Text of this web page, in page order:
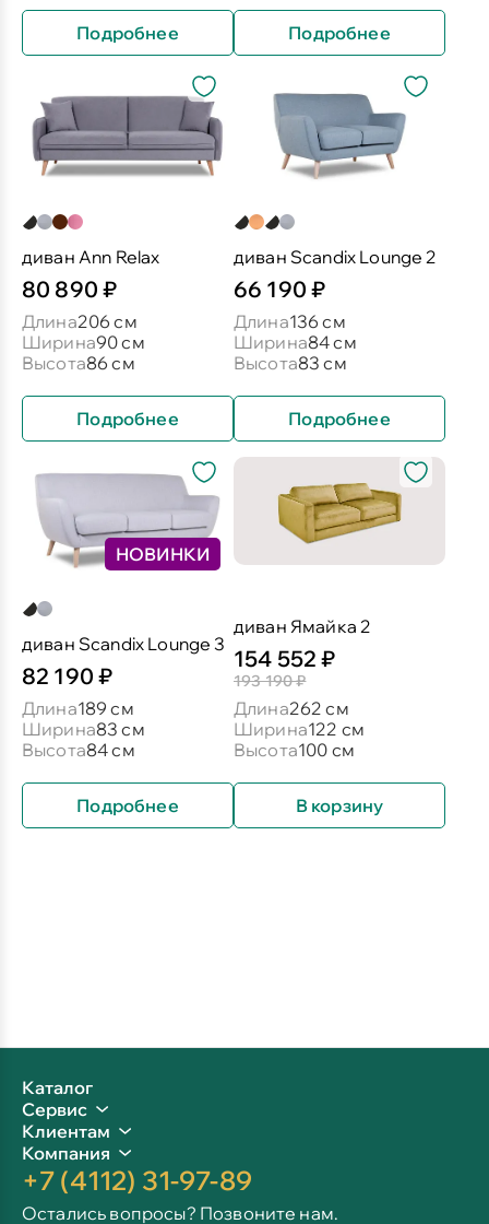
Подробнее Подробнее
диван Ann Relax
80 890 ₽
Длина206 см
Ширина90 см
Высота86 см
Подробнее
диван Scandix Lounge 2
66 190 ₽
Длина136 см
Ширина84 см
Высота83 см
Подробнее
НОВИНКИ
диван Scandix Lounge 3
82 190 ₽
Длина189 см
Ширина83 см
Высота84 см
Подробнее
диван Ямайка 2
154 552 ₽
193 190 ₽
Длина262 см
Ширина122 см
Высота100 см
В корзину
Каталог
Сервис
Клиентам
Компания
+7 (4112) 31-97-89
Остались вопросы? Позвоните нам.